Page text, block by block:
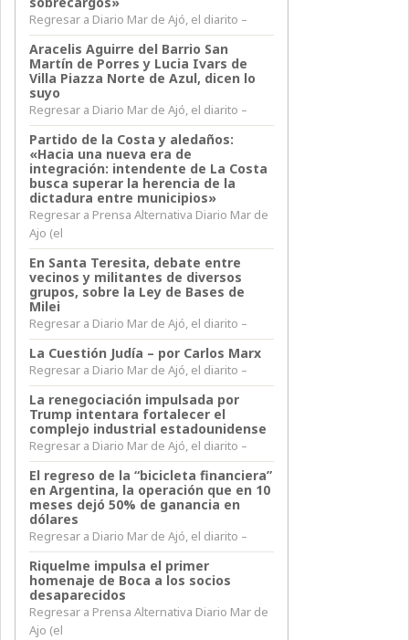
Regresar a Diario Mar de Ajó, el diarito –
Aracelis Aguirre del Barrio San
Martín de Porres y Lucia Ivars de
Villa Piazza Norte de Azul, dicen lo
suyo
Regresar a Diario Mar de Ajó, el diarito –
Partido de la Costa y aledaños:
«Hacia una nueva era de
integración: intendente de La Costa
busca superar la herencia de la
dictadura entre municipios»
Regresar a Prensa Alternativa Diario Mar de
Ajo (el
En Santa Teresita, debate entre
vecinos y militantes de diversos
grupos, sobre la Ley de Bases de
Milei
Regresar a Diario Mar de Ajó, el diarito –
La Cuestión Judía – por Carlos Marx
Regresar a Diario Mar de Ajó, el diarito –
La renegociación impulsada por
Trump intentara fortalecer el
complejo industrial estadounidense
Regresar a Diario Mar de Ajó, el diarito –
El regreso de la “bicicleta financiera”
en Argentina, la operación que en 10
meses dejó 50% de ganancia en
dólares
Regresar a Diario Mar de Ajó, el diarito –
Riquelme impulsa el primer
homenaje de Boca a los socios
desaparecidos
Regresar a Prensa Alternativa Diario Mar de
Ajo (el